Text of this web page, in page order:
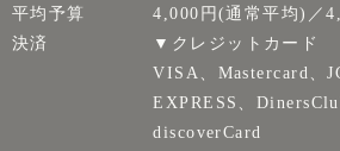
平均予算
4,000円(通常平均)／
決済
▼クレジットカード
VISA、Mastercard、
EXPRESS、
discoverCard